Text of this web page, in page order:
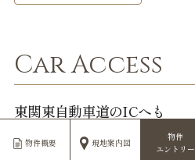
物件概要 現地案内図
物件
エントリー
Car Access
東関東自動車道のICへも
スムーズにアクセス。